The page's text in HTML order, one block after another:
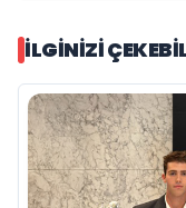
İLGINIZI